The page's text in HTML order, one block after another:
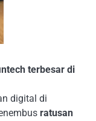
terbesar di
digital di
ratusan